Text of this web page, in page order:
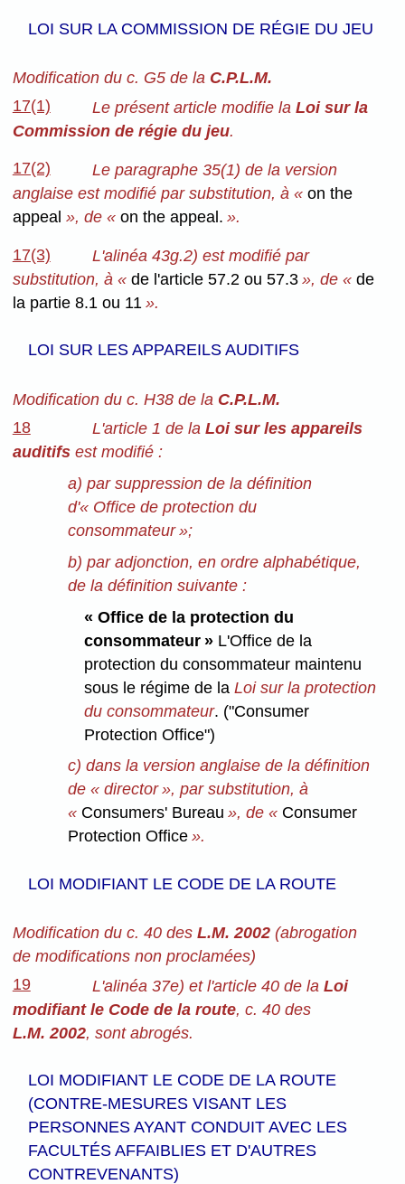
LOI SUR LA COMMISSION DE RÉGIE DU JEU
Modification du c. G5 de la C.P.L.M.
17(1)
Le présent article modifie la Loi sur la
Commission de régie du jeu.
17(2)
Le paragraphe 35(1) de la version
anglaise est modifié par substitution, à « on the
appeal », de « on the appeal. ».
17(3)
L'alinéa 43g.2) est modifié par
substitution, à « de l'article 57.2 ou 57.3», de « de
la partie 8.1 ou 11».
LOI SUR LES APPAREILS AUDITIFS
Modification du c. H38 de la C.P.L.M.
18
L'article 1 de la Loi sur les appareils
auditifsest modifié :
a) par suppression de la définition
d'« Office de protection du
consommateur »;
b) par adjonction, en ordre alphabétique,
de la définition suivante :
« Office de la protection du
consommateur »L'Office de la
protection du consommateur maintenu
sous le régime de la Loi sur la protection
du consommateur. ("Consumer
Protection Office")
c) dans la version anglaise de la définition
de « director », par substitution, à
« Consumers' Bureau », de « Consumer
Protection Office ».
LOI MODIFIANT LE CODE DE LA ROUTE
Modification du c. 40 des L.M. 2002(abrogation
de modifications non proclamées)
19
L'alinéa 37e) et l'article 40 de la Loi
modifiant le Code de la route, c. 40 des
L.M. 2002, sont abrogés.
LOI MODIFIANT LE CODE DE LA ROUTE
(CONTRE-MESURES VISANT LES
PERSONNES AYANT CONDUIT AVEC LES
FACULTÉS AFFAIBLIES ET D'AUTRES
CONTREVENANTS)